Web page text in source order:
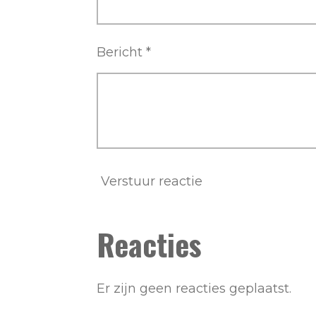
Bericht *
Verstuur reactie
Reacties
Er zijn geen reacties geplaatst.